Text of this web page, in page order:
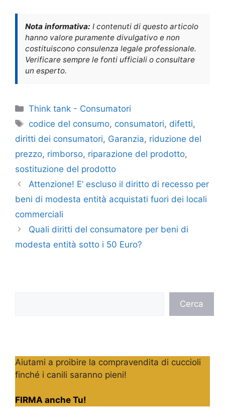
Nota informativa: I contenuti di questo articolo
hanno valore puramente divulgativo e non
costituiscono consulenza legale professionale.
Verificare sempre le fonti ufficiali o consultare
un esperto.
Categorie
Think tank - Consumatori
Tag
codice del consumo, consumatori, difetti,
diritti dei consumatori, Garanzia, riduzione del
prezzo, rimborso, riparazione del prodotto,
sostituzione del prodotto
Attenzione! E’ escluso il diritto di recesso per
beni di modesta entità acquistati fuori dei locali
commerciali
Quali diritti del consumatore per beni di
modesta entità sotto i 50 Euro?
Cerca
Aiutami a proibire la compravendita di cuccioli
finché i canili saranno pieni!
FIRMA anche Tu!